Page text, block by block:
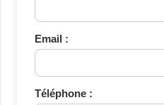
Email :
Téléphone :